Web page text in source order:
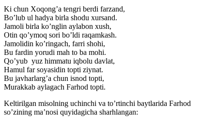
Ki chun Xoqong’a tengri berdi farzand,
Bo’lub ul hadya birla shodu xursand.
Jamoli birla ko’nglin aylabon xush,
Otin qo’ymoq sori bo’ldi raqamkash.
Jamolidin ko’ringach, farri shohi,
Bu fardin yorudi mah to ba mohi.
Qo’yub yuz himmatu iqbolu davlat,
Hamul far soyasidin topti ziynat.
Bu javharlarg’a chun isnod topti,
Murakkab aylagach Farhod topti.
Keltirilgan misolning uchinchi va to’rtinchi baytlarida Farhod
so’zining ma’nosi quyidagicha sharhlangan: